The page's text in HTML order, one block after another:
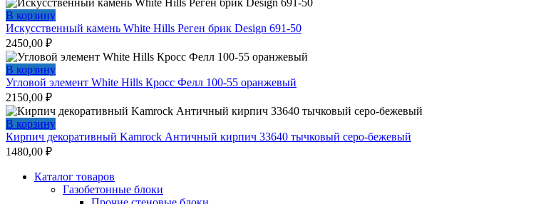
В корзину
Искусственный камень White Hills Реген брик Design 691-50
2450,00 ₽
В корзину
Угловой элемент White Hills Кросс Фелл 100-55 оранжевый
2150,00 ₽
В корзину
Кирпич декоративный Kamrock Античный кирпич 33640 тычковый серо-бежевый
1480,00 ₽
Каталог товаров
Газобетонные блоки